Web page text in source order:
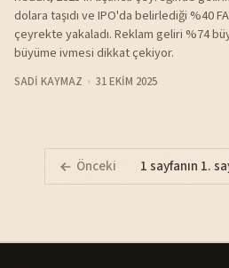
dolara taşıdı ve IPO'da belirlediği %40
çeyrekte yakaladı. Reklam geliri %74
büyüme ivmesi dikkat çekiyor.
SADI KAYMAZ 31 EKIM 2025
Önceki 1 sayfanın 1.